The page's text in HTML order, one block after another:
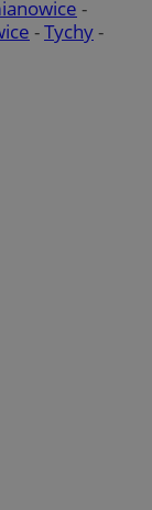
-
-Tychy-